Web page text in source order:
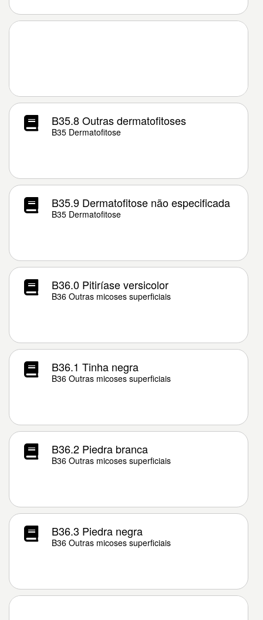
B35.8 Outras dermatofitoses
B35 Dermatofitose
B35.9 Dermatofitose não especificada
B35 Dermatofitose
B36.0 Pitiríase versicolor
B36 Outras micoses superficiais
B36.1 Tinha negra
B36 Outras micoses superficiais
B36.2 Piedra branca
B36 Outras micoses superficiais
B36.3 Piedra negra
B36 Outras micoses superficiais